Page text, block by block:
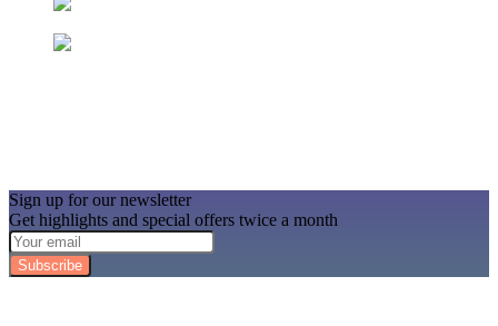
Sign up for our newsletter
Get highlights and special offers twice a month
Subscribe